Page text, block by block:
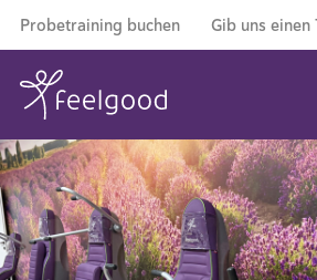
Probetraining buchen Gib uns einen